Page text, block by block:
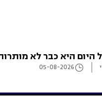
היום היא כבר לא
05-08-2026